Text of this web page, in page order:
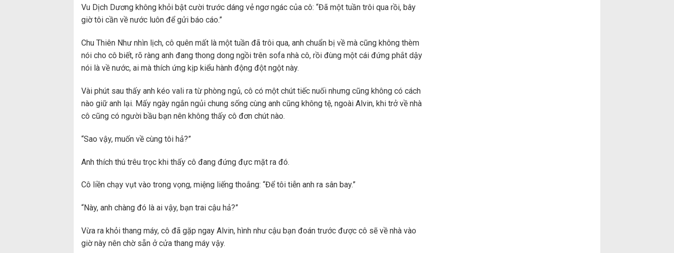
Vu Dịch Dương không khỏi bật cười trước dáng vẻ ngơ ngác của cô: “Đã một tuần trôi qua rồi, bây
giờ tôi cần về nước luôn để gửi báo cáo.”
Chu Thiên Như nhìn lịch, cô quên mất là một tuần đã trôi qua, anh chuẩn bị về mà cũng không thèm
nói cho cô biết, rõ ràng anh đang thong dong ngồi trên sofa nhà cô, rồi đùng một cái đứng phắt dậy
nói là về nước, ai mà thích ứng kịp kiểu hành động đột ngột này.
Vài phút sau thấy anh kéo vali ra từ phòng ngủ, cô có một chút tiếc nuối nhưng cũng không có cách
nào giữ anh lại. Mấy ngày ngắn ngủi chung sống cùng anh cũng không tệ, ngoài Alvin, khi trở về nhà
cô cũng có người bầu bạn nên không thấy cô đơn chút nào.
“Sao vậy, muốn về cùng tôi hả?”
Anh thích thú trêu trọc khi thấy cô đang đứng đực mặt ra đó.
Cô liền chạy vụt vào trong vọng, miệng liếng thoắng: “Để tôi tiễn anh ra sân bay.”
“Này, anh chàng đó là ai vậy, bạn trai cậu hả?”
Vừa ra khỏi thang máy, cô đã gặp ngay Alvin, hình như cậu bạn đoán trước được cô sẽ về nhà vào
giờ này nên chờ sẵn ở cửa thang máy vậy.